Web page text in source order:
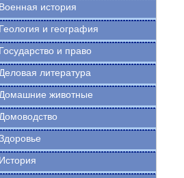
Военная история
Геология и география
Государство и право
Деловая литература
Домашние животные
Домоводство
История